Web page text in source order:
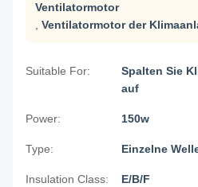
Ventilatormotor
Ventilatormotor der
Suitable For:
Spalten Sie
auf
Power: 150w
Type: Einzelne
Insulation Class: E/B/F